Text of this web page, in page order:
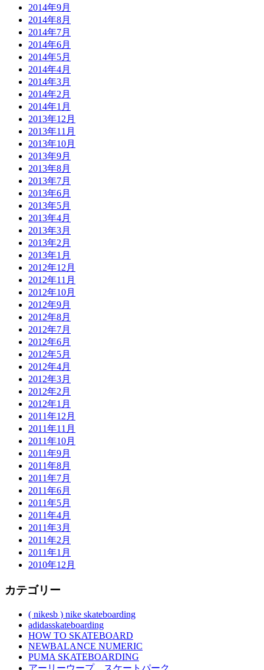
2014年9月
2014年8月
2014年7月
2014年6月
2014年5月
2014年4月
2014年3月
2014年2月
2014年1月
2013年12月
2013年11月
2013年10月
2013年9月
2013年8月
2013年7月
2013年6月
2013年5月
2013年4月
2013年3月
2013年2月
2013年1月
2012年12月
2012年11月
2012年10月
2012年9月
2012年8月
2012年7月
2012年6月
2012年5月
2012年4月
2012年3月
2012年2月
2012年1月
2011年12月
2011年11月
2011年10月
2011年9月
2011年8月
2011年7月
2011年6月
2011年5月
2011年4月
2011年3月
2011年2月
2011年1月
2010年12月
カテゴリー
( nikesb ) nike skateboarding
adidasskateboarding
HOW TO SKATEBOARD
NEWBALANCE NUMERIC
PUMA SKATEBOARDING
アーリーウープ スケートパーク